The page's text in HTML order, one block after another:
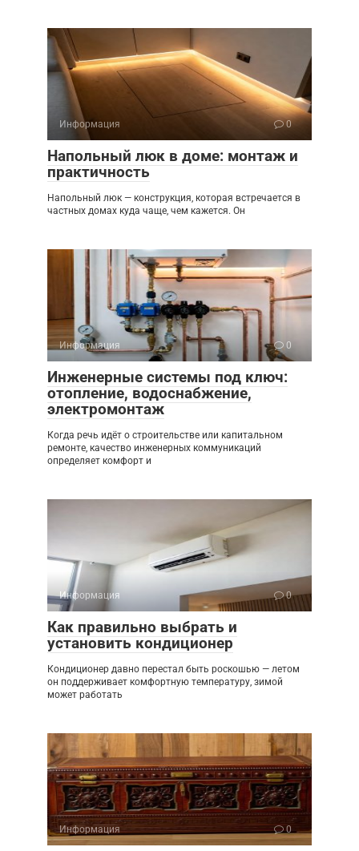
Информация 0
Напольный люк в доме: монтаж и
практичность
Напольный люк — конструкция, которая встречается в
частных домах куда чаще, чем кажется. Он
Информация 0
Инженерные системы под ключ:
отопление, водоснабжение,
электромонтаж
Когда речь идёт о строительстве или капитальном
ремонте, качество инженерных коммуникаций
определяет комфорт и
Информация 0
Как правильно выбрать и
установить кондиционер
Кондиционер давно перестал быть роскошью — летом
он поддерживает комфортную температуру, зимой
может работать
Информация 0